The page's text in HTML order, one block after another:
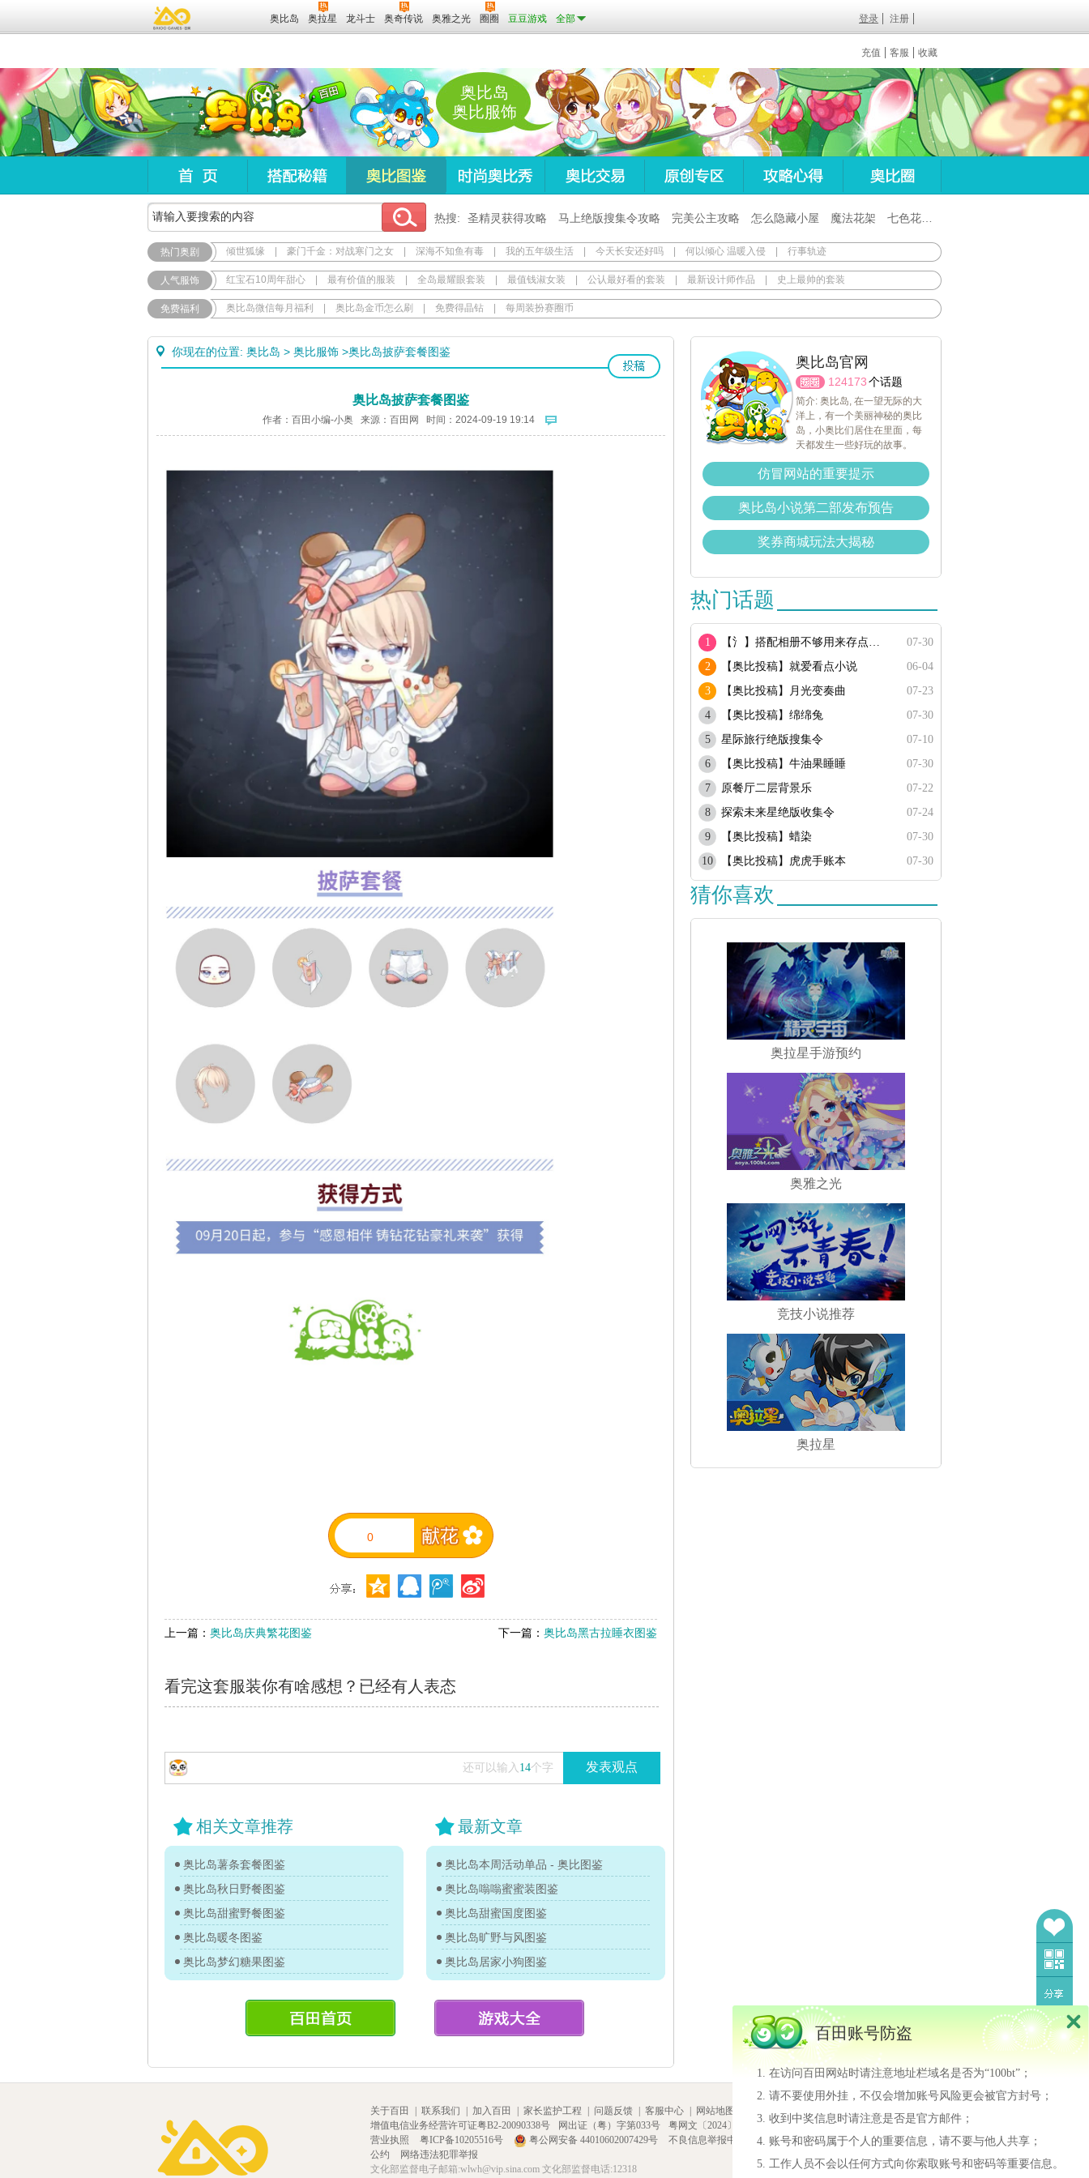
奥比岛 奥拉星 龙斗士 奥奇传说 奥雅之光 圈圈 豆豆游戏 全部 登录 注册
充值 客服 收藏
奥比岛
奥比服饰
热搜: 圣精灵获得攻略 马上绝版搜集令攻略 完美公主攻略 怎么隐藏小屋 魔法花架 七色花在哪
热门奥剧 倾世狐缘 豪门千金：对战寒门之女 深海不知鱼有毒 我的五年级生活 今天长安还好吗 何以倾心 温暖入侵 行事轨迹
人气服饰 红宝石10周年甜心 最有价值的服装 全岛最耀眼套装 最值钱淑女装 公认最好看的套装 最新设计师作品 史上最帅的套装
免费福利 奥比岛微信每月福利 奥比岛金币怎么刷 免费得晶钻 每周装扮赛圈币
你现在的位置: 奥比岛 > 奥比服饰 >奥比岛披萨套餐图鉴
奥比岛披萨套餐图鉴
作者：百田小编-小奥 来源： 百田网 时间：2024-09-19 19:14
0
上一篇： 奥比岛庆典繁花图鉴 下一篇： 奥比岛黑古拉睡衣图鉴
看完这套服装你有啥感想？已经有人表态
还可以输入 14个字 发表观点
相关文章推荐
奥比岛薯条套餐图鉴
奥比岛秋日野餐图鉴
奥比岛甜蜜野餐图鉴
奥比岛暖冬图鉴
奥比岛梦幻糖果图鉴
最新文章
奥比岛本周活动单品 - 奥比图鉴
奥比岛嗡嗡蜜蜜装图鉴
奥比岛甜蜜国度图鉴
奥比岛旷野与风图鉴
奥比岛居家小狗图鉴
奥比岛官网
124173个话题
简介: 奥比岛, 在一望无际的大
洋上，有一个美丽神秘的奥比
岛，小奥比们居住在里面，每
天都发生一些好玩的故事。
仿冒网站的重要提示
奥比岛小说第二部发布预告
奖券商城玩法大揭秘
热门话题
1 【氵】搭配相册不够用来存点搭配
07-30
2
【奥比投稿】就爱看点小说
06-04
3
【奥比投稿】月光变奏曲
07-23
4
【奥比投稿】绵绵兔
07-30
5
星际旅行绝版搜集令
07-10
6
【奥比投稿】牛油果睡睡
07-30
7
原餐厅二层背景乐
07-22
8
探索未来星绝版收集令
07-24
9
【奥比投稿】蜡染
07-30
10
【奥比投稿】虎虎手账本 07-30
猜你喜欢
奥拉星手游预约
奥雅之光
竞技小说推荐
奥拉星
关于百田 联系我们 加入百田 家长监护工程 问题反馈 客服中心 网站地图
隐私政策
增值电信业务经营许可证粤B2-20090338号
网出证（粤）字第033号
粤网文〔2024〕2710-188号
营业执照
粤ICP备10205516号 粤公网安备 44010602007429号 不良信息举报中心
网络游戏行业防沉迷自律
公约
网络违法犯罪举报
文化部监督电子邮箱:wlwh@vip.sina.com 文化部监督电话:12318
百田账号防盗
在访问百田网站时请注意地址栏域名是否为“100bt”；
请不要使用外挂，不仅会增加账号风险更会被官方封号；
收到中奖信息时请注意是否是官方邮件；
账号和密码属于个人的重要信息，请不要与他人共享；
工作人员不会以任何方式向你索取账号和密码等重要信息。
我也要当设计师
我也要当设计师
么投稿设计师！！ 同时